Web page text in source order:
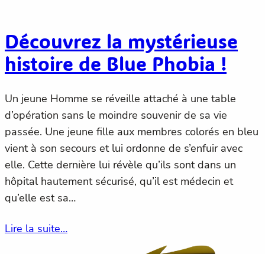
Découvrez la mystérieuse
histoire de Blue Phobia !
Un jeune Homme se réveille attaché à une table
d’opération sans le moindre souvenir de sa vie
passée. Une jeune fille aux membres colorés en bleu
vient à son secours et lui ordonne de s’enfuir avec
elle. Cette dernière lui révèle qu’ils sont dans un
hôpital hautement sécurisé, qu’il est médecin et
qu’elle est sa…
Lire la suite…